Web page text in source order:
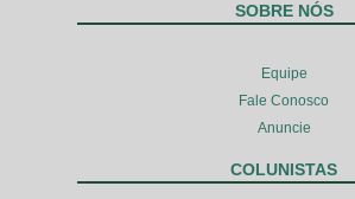
SOBRE NÓS
Equipe
Fale Conosco
Anuncie
COLUNISTAS